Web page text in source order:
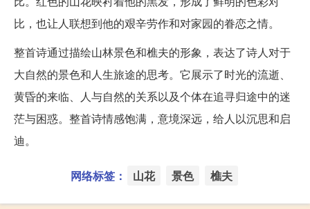
比，也让人联想到他的艰辛劳作和对家园的眷恋之情。
整首诗通过描绘山林景色和樵夫的形象，表达了诗人对于
大自然的景色和人生旅途的思考。它展示了时光的流逝、
黄昏的来临、人与自然的关系以及个体在追寻归途中的迷
茫与困惑。整首诗情感饱满，意境深远，给人以沉思和启
迪。
网络标签： 山花 景色 樵夫